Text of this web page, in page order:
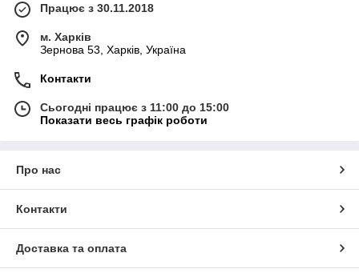
Працює з 30.11.2018
м. Харків
Зернова 53, Харків, Україна
Контакти
Сьогодні працює з 11:00 до 15:00
Показати весь графік роботи
Про нас
Контакти
Доставка та оплата